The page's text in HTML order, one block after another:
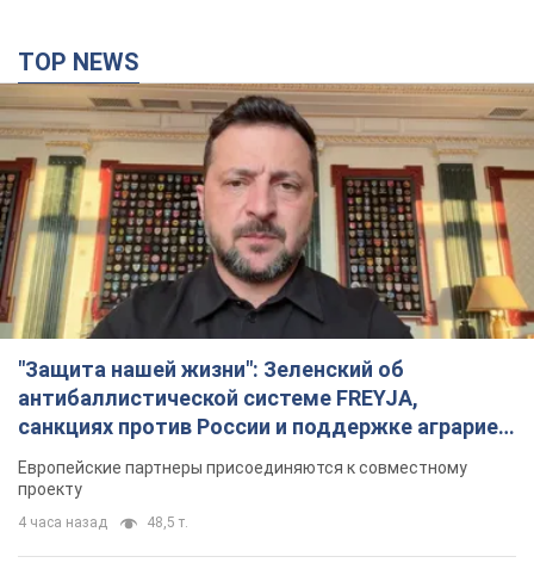
TOP NEWS
"Защита нашей жизни": Зеленский об
антибаллистической системе FREYJA,
санкциях против России и поддержке аграриев.
Видео
Европейские партнеры присоединяются к совместному
проекту
4 часа назад 48,5 т.